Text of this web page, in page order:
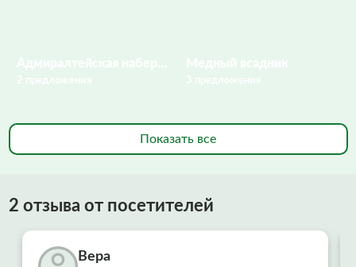
Показать все
2 отзыва от посетителей
Вера